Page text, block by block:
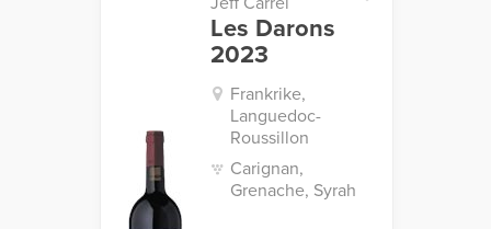
Les Darons
2023
Frankrike,
Languedoc-
Roussillon
Carignan,
Grenache, Syrah